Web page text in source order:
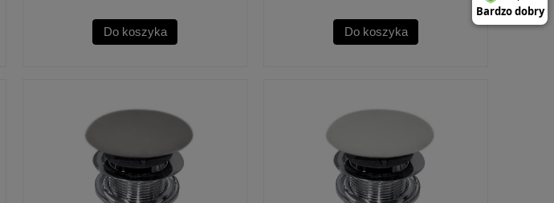
Do koszyka Do koszyka